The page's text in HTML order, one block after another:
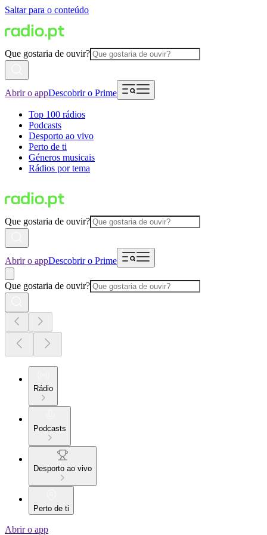
Saltar para o conteúdo
Que gostaria de ouvir?
Abrir o appDescobrir o Prime
Top 100 rádios
Podcasts
Desporto ao vivo
Perto de ti
Géneros musicais
Rádios por tema
Que gostaria de ouvir?
Abrir o appDescobrir o Prime
Que gostaria de ouvir?
Rádio
Podcasts
Desporto ao vivo
Perto de ti
Abrir o app